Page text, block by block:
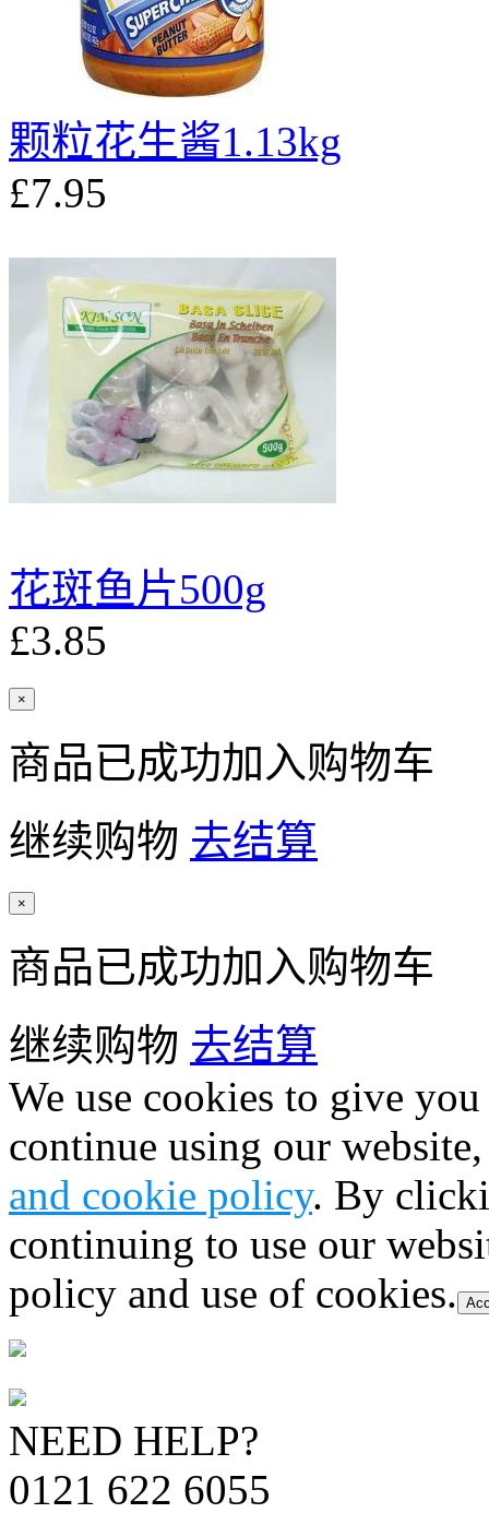
颗粒花生酱1.13kg
£7.95
花斑鱼片500g
£3.85
×
商品已成功加入购物车
继续购物 去结算
×
商品已成功加入购物车
继续购物 去结算
We use cookies to give
continue using our
and cookie policy. By
continuing to use our
policy and use of cookies.
NEED HELP?
0121 622 6055